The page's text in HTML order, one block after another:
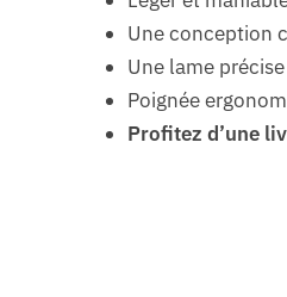
Une conception
Une lame
Poignée
Profitez d’une